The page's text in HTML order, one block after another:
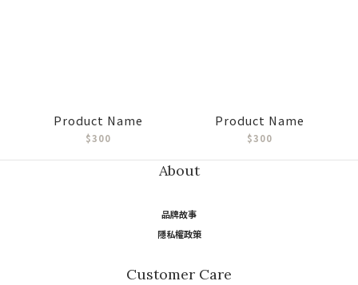
Product Name
$300
Product Name
$300
About
品牌故事
隱私權政策
Customer Care